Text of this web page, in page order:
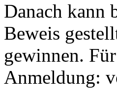
Danach kann
Beweis
gewinnen.
Anmeldung: